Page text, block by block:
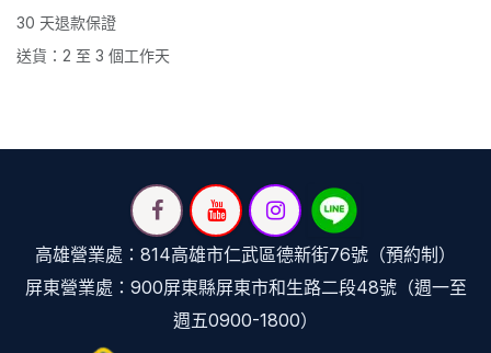
30 天退款保證
送貨：2 至 3 個工作天
高雄營業處：814高雄市仁武區德新街76號（預約制）
屏東營業處：900屏東縣屏東市和生路二段48號（週一至
週五0900-1800）